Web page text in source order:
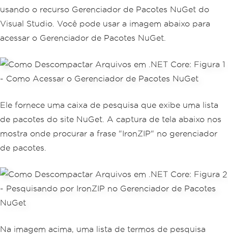
usando o recurso Gerenciador de Pacotes NuGet do
Visual Studio. Você pode usar a imagem abaixo para
acessar o Gerenciador de Pacotes NuGet.
Ele fornece uma caixa de pesquisa que exibe uma lista
de pacotes do site NuGet. A captura de tela abaixo nos
mostra onde procurar a frase "IronZIP" no gerenciador
de pacotes.
Na imagem acima, uma lista de termos de pesquisa